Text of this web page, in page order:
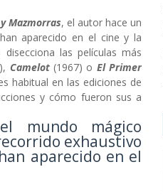
Mazmorras, el autor hace un
aparecido en el cine y la
las películas más
Camelot (1967) o El Primer
habitual en las ediciones de
y cómo fueron sus a
mundo mágico
exhaustivo
aparecido en el